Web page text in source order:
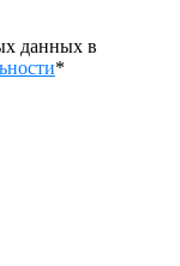
данных в
*